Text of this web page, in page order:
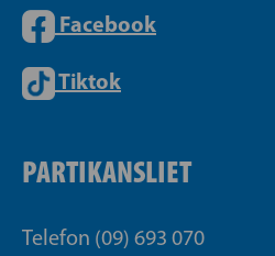
Facebook
Tiktok
PARTIKANSLIET
Telefon (09) 693 070